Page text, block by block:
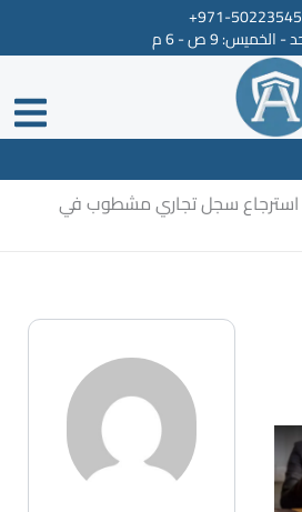
971-
- الخميس: 9 ص - 6 م
استرجاع سجل تجاري مشطوب في